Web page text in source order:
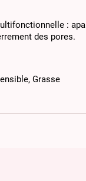
:
des pores.
Grasse